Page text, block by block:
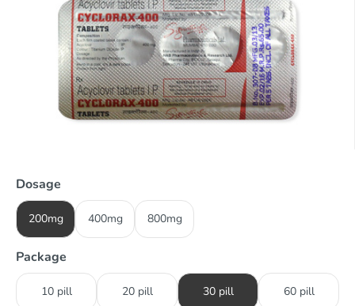
Dosage
200mg 400mg 800mg
Package
10 pill 20 pill 30 pill 60 pill